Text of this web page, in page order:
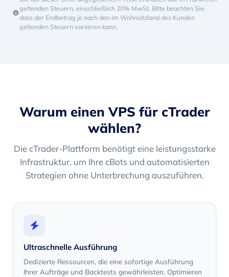
geltenden Steuern, einschließlich 20% MwSt. Bitte beachten Sie,
dass der Endbetrag je nach den im Wohnsitzland des Kunden
geltenden Steuern variieren kann.
Warum einen VPS für cTrader
wählen?
Die cTrader-Plattform benötigt eine leistungsstarke
Infrastruktur, um Ihre cBots und automatisierten
Strategien ohne Unterbrechung auszuführen.
Ultraschnelle Ausführung
Dedizierte Ressourcen, die eine sofortige Ausführung
Ihrer Aufträge und Backtests gewährleisten. Optimieren